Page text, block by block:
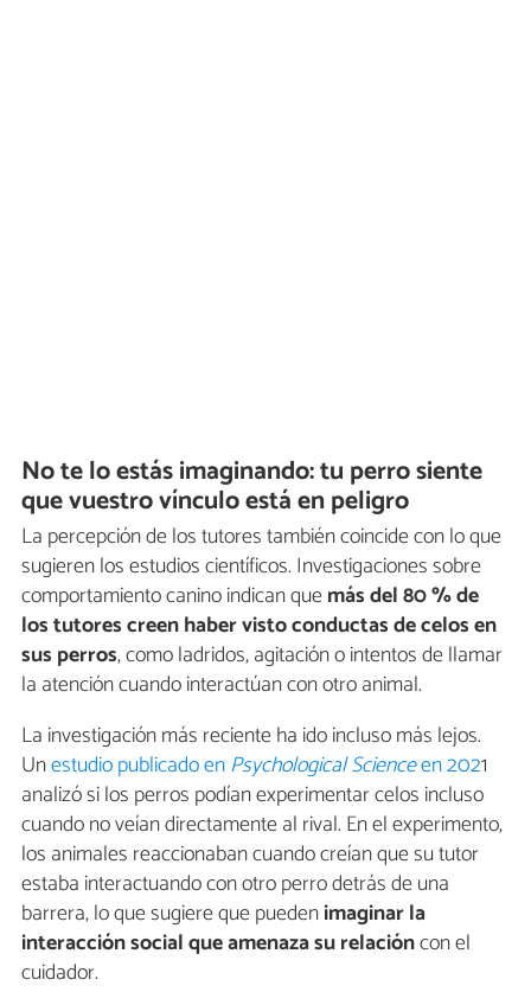
No te lo estás imaginando: tu perro siente
que vuestro vínculo está en peligro
La percepción de los tutores también coincide con lo que
sugieren los estudios científicos. Investigaciones sobre
comportamiento canino indican quemás del 80 % de
los tutores creen haber visto conductas de celos en
sus perros, como ladridos, agitación o intentos de llamar
la atención cuando interactúan con otro animal.
La investigación más reciente ha ido incluso más lejos.
Unestudio publicado enPsychological Scienceen 2021
analizó si los perros podían experimentar celos incluso
cuando no veían directamente al rival. En el experimento,
los animales reaccionaban cuando creían que su tutor
estaba interactuando con otro perro detrás de una
barrera, lo que sugiere que puedenimaginar la
interacción social que amenaza su relacióncon el
cuidador.